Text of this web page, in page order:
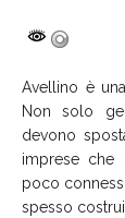
Avellino è
Non solo
devono
imprese che
poco
spesso